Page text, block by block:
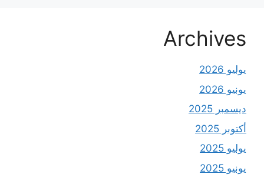
Archives
يوليو 2026
يونيو 2026
ديسمبر 2025
أكتوبر 2025
يوليو 2025
يونيو 2025